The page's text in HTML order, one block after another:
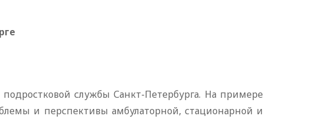
службы Санкт-Петербурга. На примере
и перспективы амбулаторной, стационарной и